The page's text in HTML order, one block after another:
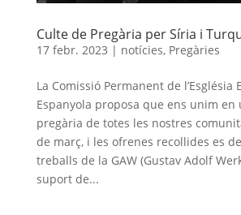
Culte de Pregària per Síria i
17 febr. 2023 | notícies, Pregàries
La Comissió Permanent de l’Església
Espanyola proposa que ens unim en
pregària de totes les nostres
de març, i les ofrenes recollides es
treballs de la GAW (Gustav Adolf
suport de...